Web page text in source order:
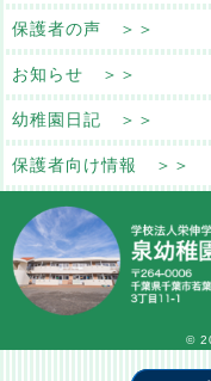
保護者の声 ＞＞
お知らせ ＞＞
幼稚園日記 ＞＞
保護者向け情報 ＞＞
©